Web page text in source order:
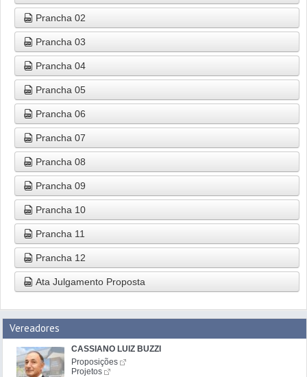
Prancha 02
Prancha 03
Prancha 04
Prancha 05
Prancha 06
Prancha 07
Prancha 08
Prancha 09
Prancha 10
Prancha 11
Prancha 12
Ata Julgamento Proposta
Vereadores
CASSIANO LUIZ BUZZI
Proposições
Projetos